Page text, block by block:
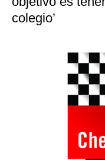
colegio’